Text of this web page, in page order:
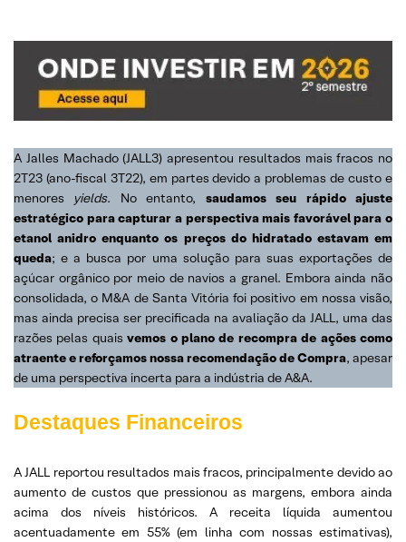
A Jalles Machado (JALL3) apresentou resultados mais fracos no
2T23 (ano-fiscal 3T22), em partes devido a problemas de custo e
menores yields. No entanto, saudamos seu rápido ajuste
estratégico para capturar a perspectiva mais favorável para o
etanol anidro enquanto os preços do hidratado estavam em
queda; e a busca por uma solução para suas exportações de
açúcar orgânico por meio de navios a granel. Embora ainda não
consolidada, o M&A de Santa Vitória foi positivo em nossa visão,
mas ainda precisa ser precificada na avaliação da JALL, uma das
razões pelas quaisvemos o plano de recompra de ações como
atraente e reforçamos nossa recomendação de Compra, apesar
de uma perspectiva incerta para a indústria de A&A.
Destaques Financeiros
A JALL reportou resultados mais fracos, principalmente devido ao
aumento de custos que pressionou as margens, embora ainda
acima dos níveis históricos. A receita líquida aumentou
acentuadamente em 55% (em linha com nossas estimativas),